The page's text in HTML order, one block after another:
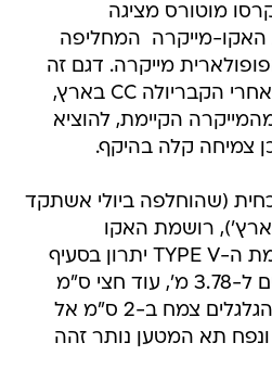
מוטורס מציגה
מייקרה  המחליפה
מייקרה. דגם זה
הוא השלישי במשפחה אחרי הקבריולה CC בארץ,
הקיימת, להוציא
צמיחה קלה בהיקף.
(שהוחלפה ביולי אשתקד
רושמת האקו
המבוססת על פלטפורמת ה-TYPE V יתרון בסעיף
האורך עם 6 ס"מ נוספים ל-3.78 מ', עוד חצי ס"מ
ברוחב (1.66 מ') ובסיס הגלגלים צמח ב-2 ס"מ אל
גובהה 1.52 מ' ונפח תא המטען נותר זהה